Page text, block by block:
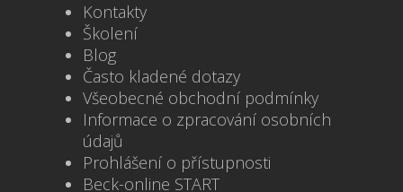
Kontakty
Školení
Blog
Často kladené dotazy
Všeobecné obchodní podmínky
Informace o zpracování osobních
údajů
Prohlášení o přístupnosti
Beck-online START